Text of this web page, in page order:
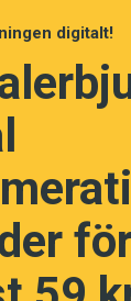
digitalt!